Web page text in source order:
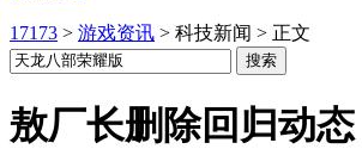
17173 > 游戏资讯 > 科技新闻 > 正文
敖厂长删除回归动